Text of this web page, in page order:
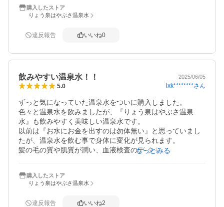
いつか訪れる事を夢見ております(*'▽')('◇')ゞ(*^-^*)
ては
(祝☆開局60周年)
購入したストア
りょう泉はやぶさ温泉水
違反報告 いいね0
飲みやすい温泉水！！ 2025/06/05
5.0 ixk********さん
ずっと気になっていた温泉水をついに購入しました。
色々と温泉水を飲みましたが、『りょう泉はやぶさ温泉
水』も飲みやすく美味しい温泉水です。
以前は『お水にお金を出すのは勿体無い』と思っていまし
たが、温泉水を飲む事で身体に変化が見られます。
髪の毛の質や肌質が潤い、血液検査のデ-タも正常範囲内で
再購入したいと思います。
もっとみる
購入したストア
りょう泉はやぶさ温泉水
違反報告 いいね2